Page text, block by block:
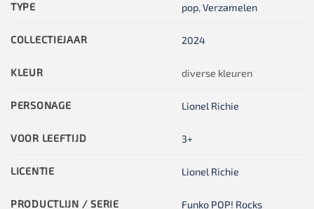
TYPE pop,Verzamelen
COLLECTIEJAAR 2024
KLEUR diverse kleuren
PERSONAGE Lionel Richie
VOOR LEEFTIJD 3+
LICENTIE Lionel Richie
PRODUCTLIJN / SERIE Funko POP! Rocks